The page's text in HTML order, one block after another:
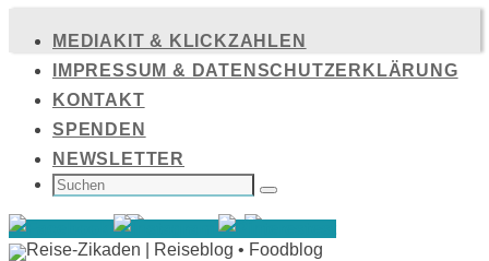
Inhalt
springen
MEDIAKIT & KLICKZAHLEN
IMPRESSUM & DATENSCHUTZERKLÄRUNG
KONTAKT
SPENDEN
NEWSLETTER
SUCHEN
NACH: Suchen